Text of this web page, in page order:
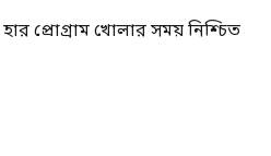
প্রোগ্রাম খোলার সময় নিশ্চিত